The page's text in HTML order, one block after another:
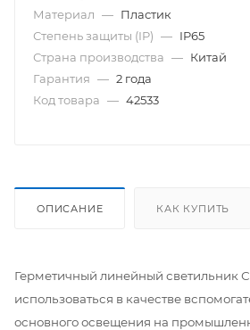
Материал — Пластик
Степень защиты (IP) — IP65
Страна производства — Китай
Гарантия — 2 года
Код товара — 42533
ОПИСАНИЕ КАК КУПИТЬ
Герметичный линейный светильник
использоваться в качестве
основного освещения на